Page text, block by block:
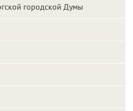
городской Думы